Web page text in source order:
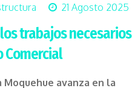
21 Agosto 2025
trabajos necesarios
Comercial
Moquehue avanza en la